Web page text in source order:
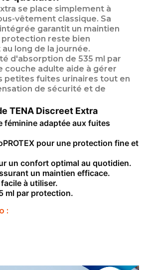
se place simplement à
vêtement classique. Sa
garantit un maintien
protection reste bien
long de la journée.
d'absorption de 535 ml par
couche adulte aide à gérer
petites fuites urinaires tout en
de sécurité et de
TENA Discreet Extra
féminine adaptée aux fuites
pour une protection fine et
un confort optimal au quotidien.
un maintien efficace.
à utiliser.
ml par protection.
: